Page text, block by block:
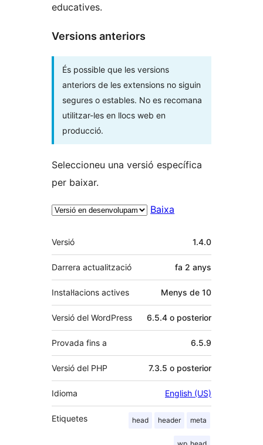
educatives.
Versions anteriors
És possible que les versions
anteriors de les extensions no siguin
segures o estables. No es recomana
utilitzar-les en llocs web en
producció.
Seleccioneu una versió específica
per baixar.
Baixa
Meta
Versió 1.4.0
Darrera actualització fa 2 anys
Instal·lacions actives Menys de 10
Versió del WordPress 6.5.4 o posterior
Provada fins a 6.5.9
Versió del PHP 7.3.5 o posterior
Idioma English (US)
Etiquetes head header meta
wp_head